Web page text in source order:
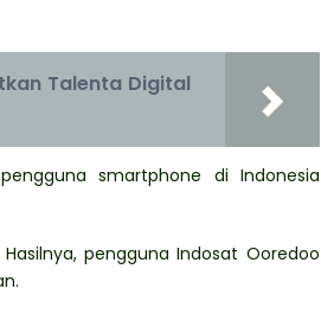
Talenta Digital
smartphone di Indonesia
pengguna Indosat Ooredoo